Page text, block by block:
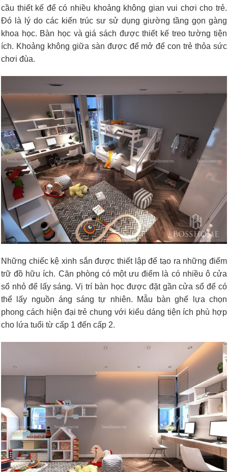
cầu thiết kế để có nhiều khoảng không gian vui chơi cho trẻ.
Đó là lý do các kiến trúc sư sử dụng giường tầng gọn gàng
khoa học. Bàn học và giá sách được thiết kế treo tường tiện
ích. Khoảng không giữa sàn được để mở để con trẻ thỏa sức
chơi đùa.
Những chiếc kệ xinh sắn được thiết lập để tạo ra những điểm
trữ đồ hữu ích. Căn phòng có một ưu điểm là có nhiều ô cửa
sổ nhỏ để lấy sáng. Vị trí bàn học được đặt gần cửa sổ để có
thể lấy nguồn áng sáng tự nhiên. Mẫu bàn ghế lựa chọn
phong cách hiện đại trẻ chung với kiểu dáng tiện ích phù hợp
cho lứa tuổi từ cấp 1 đến cấp 2.